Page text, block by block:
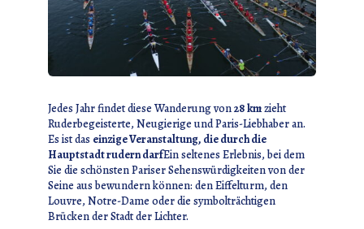
Jedes Jahr findet diese Wanderung von28 kmzieht
Ruderbegeisterte, Neugierige und Paris-Liebhaber an.
Es ist das einzige Veranstaltung, die durch die
Hauptstadt rudern darfEin seltenes Erlebnis, bei dem
Sie die schönsten Pariser Sehenswürdigkeiten von der
Seine aus bewundern können: den Eiffelturm, den
Louvre, Notre-Dame oder die symbolträchtigen
Brücken der Stadt der Lichter.